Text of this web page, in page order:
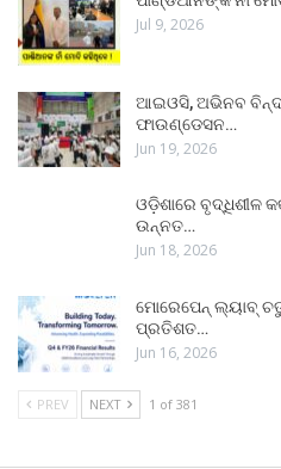
Jul 9, 2026
ଆଇଓସି, ଅଭିନବ
ଫାଉଣ୍ଡେସନ…
Jun 19, 2026
ଓଡ଼ିଶାରେ ବୃଦ୍ଧିଶୀଳ
ଉନ୍ନତ…
Jun 18, 2026
ମୋରେପେନ୍ ଲ୍ୟାବ୍
ପ୍ରତିଶତ…
Jun 16, 2026
PREV NEXT 1 of 381